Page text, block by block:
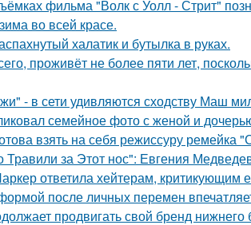
фильма "Волк с Уолл - Стрит"
во всей красе.
халатик и бутылка в руках.
проживёт не более пяти лет,
- в сети удивляются сходству Маш
семейное фото с женой и
взять на себя режиссуру ремейка
за Этот нос": Евгения
ответила хейтерам, критикующим
после личных перемен
продвигать свой бренд нижнего